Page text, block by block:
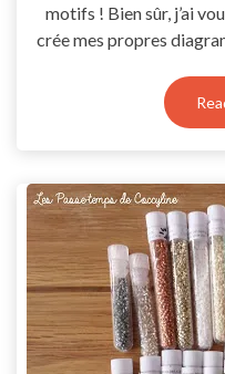
motifs ! Bien sûr, j’ai
crée mes propres